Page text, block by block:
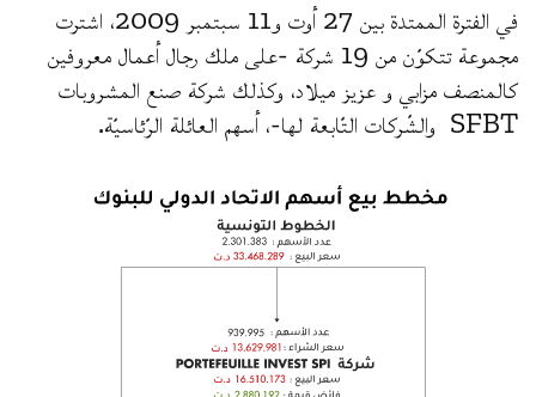
في الفترة الممتدة بين 27 أوت و11 سبتمبر 2009، اشترت
مجموعة تتكوّن من 19 شركة -على ملك رجال أعمال معروفين
كالمنصف مزابي و عزيز ميلاد، وكذلك شركة صنع المشروبات
SFBT والشّركات التّابعة لها-، أسهم العائلة الرّئاسيّة.